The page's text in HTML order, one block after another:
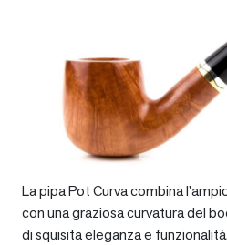
La pipa Pot Curva combina
con una graziosa curvatura del
di squisita eleganza e